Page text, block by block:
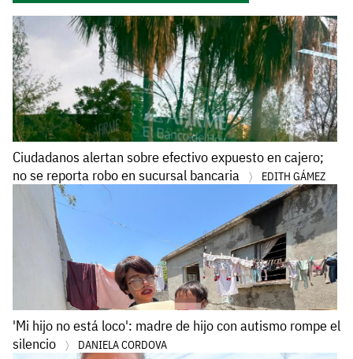
Ciudadanos alertan sobre efectivo expuesto en cajero;
no se reporta robo en sucursal bancaria
EDITH GÁMEZ
'Mi hijo no está loco': madre de hijo con autismo rompe el
silencio
DANIELA CORDOVA